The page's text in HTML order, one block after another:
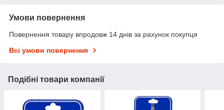
Умови повернення
Повернення товару впродовж 14 днів за рахунок покупця
Всі умови повернення
Подібні товари компанії